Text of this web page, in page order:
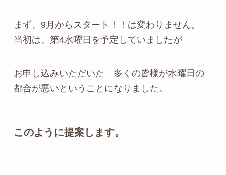
まず、9月からスタート！！は変わりません。
当初は、第4水曜日を予定していましたが
お申し込みいただいた 多くの皆様が水曜日の
都合が悪いということになりました。
このように提案します。